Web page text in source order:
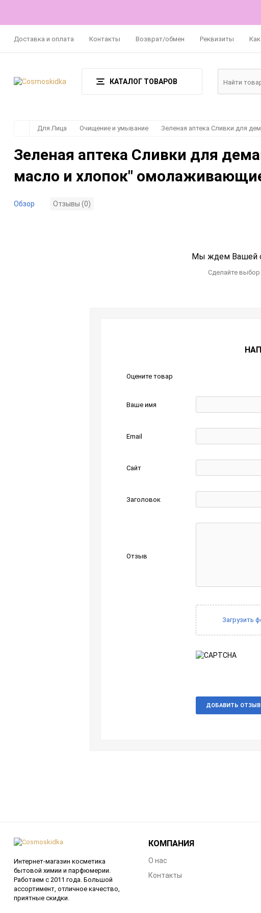
Доставка и оплата Контакты Возврат/обмен Реквизиты
КАТАЛОГ ТОВАРОВ
Для Лица Очищение и умывание Зеленая аптека Сливки для
Зеленая аптека Сливки для
масло и хлопок"
Обзор Отзывы (0)
Мы ждем Вашей
Сделайте выбор
Оцените товар
Ваше имя
Email
Сайт
Заголовок
Отзыв
Загрузить
ДОБАВИТЬ ОТЗЫВ
Интернет-магазин косметика
бытовой химии и парфюмерии.
Работаем с 2011 года. Большой
ассортимент, отличное качество,
приятные скидки.
КОМПАНИЯ
О нас
Контакты